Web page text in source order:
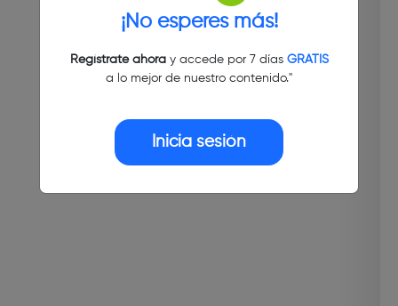
¡No esperes más!
Regístrate ahoray accede por 7 días GRATIS
a lo mejor de nuestro contenido."
Inicia sesión